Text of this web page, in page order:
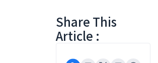
Share This
Article :